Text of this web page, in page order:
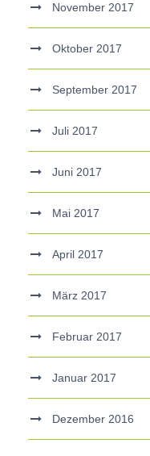
November 2017
Oktober 2017
September 2017
Juli 2017
Juni 2017
Mai 2017
April 2017
März 2017
Februar 2017
Januar 2017
Dezember 2016